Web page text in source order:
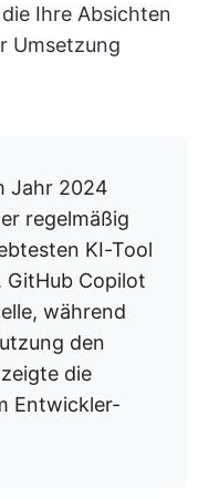
Ihre Absichten
Umsetzung
Jahr 2024
regelmäßig
KI-Tool
Copilot
während
den
die
Entwickler-